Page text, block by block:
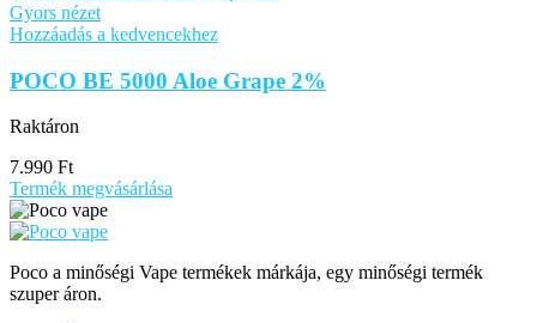
Gyors nézet
Hozzáadás a kedvencekhez
POCO BE 5000 Aloe Grape 2%
Raktáron
7.990 Ft
Termék megvásárlása
Poco a minőségi Vape termékek márkája, egy minőségi termék
szuper áron.